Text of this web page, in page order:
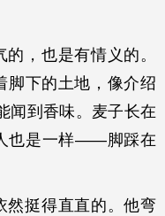
，也是有情义的。
脚下的土地，像介绍
闻到香味。麦子长在
也是一样——脚踩在
然挺得直直的。他弯